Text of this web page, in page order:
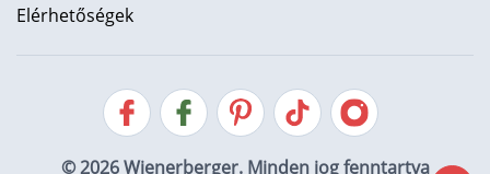
Elérhetőségek
© 2026 Wienerberger. Minden jog fenntartva